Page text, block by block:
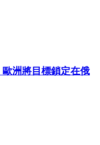
洲將目標鎖定在俄